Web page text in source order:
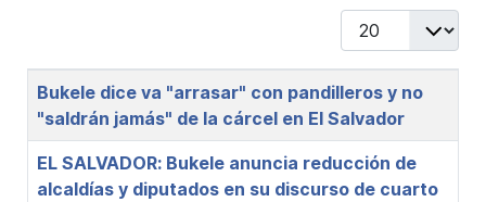
Display #
Title
Bukele dice va "arrasar" con pandilleros y no
"saldrán jamás" de la cárcel en El Salvador
EL SALVADOR: Bukele anuncia reducción de
alcaldías y diputados en su discurso de cuarto